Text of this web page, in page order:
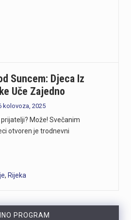
Suncem: Djeca Iz
Uče Zajedno
kolovoza, 2025
Može! Svečanim
otvoren je trodnevni
, Rijeka
PROGRAM